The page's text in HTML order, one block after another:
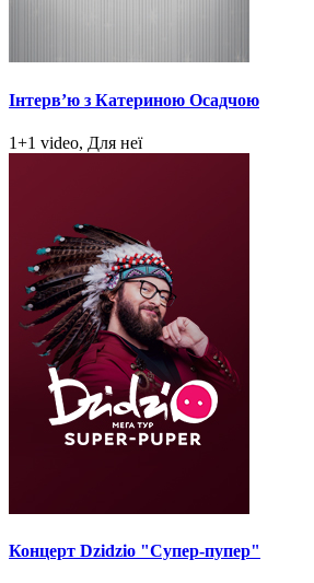
Інтерв’ю з Катериною Осадчою
1+1 video, Для неї
Концерт Dzidzio "Супер-пупер"